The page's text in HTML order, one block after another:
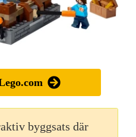
byggsats där